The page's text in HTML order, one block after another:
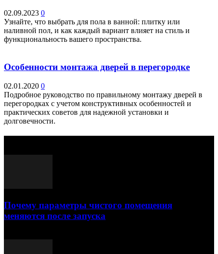
02.09.2023 0
Узнайте, что выбрать для пола в ванной: плитку или
наливной пол, и как каждый вариант влияет на стиль и
функциональность вашего пространства.
Особенности монтажа дверей в перегородке
02.01.2020 0
Подробное руководство по правильному монтажу дверей в
перегородках с учетом конструктивных особенностей и
практических советов для надежной установки и
долговечности.
Почему параметры чистого помещения
меняются после запуска